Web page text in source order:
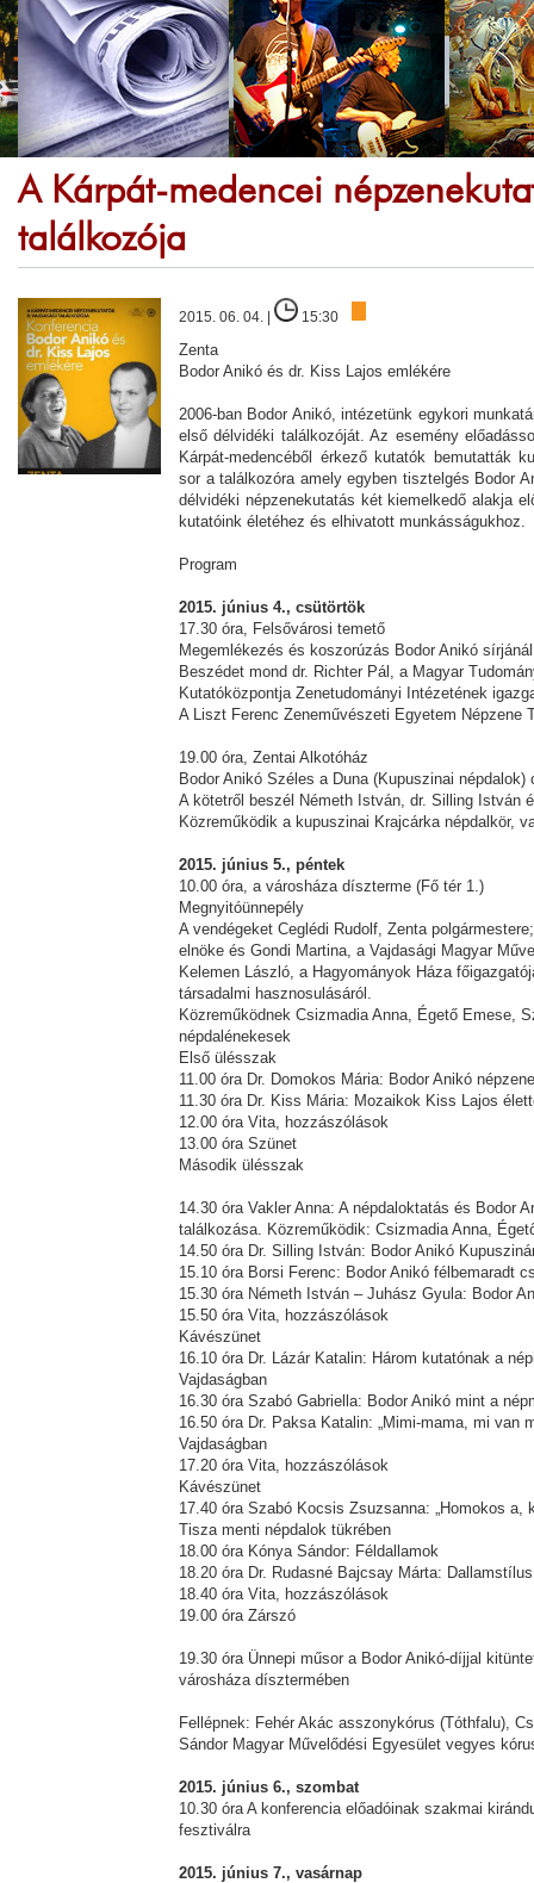
A Kárpát-medencei
találkozója
2015. 06. 04. | 15:30
Zenta
Bodor Anikó és dr. Kiss Lajos emlékére
2006-ban Bodor Anikó, intézetünk egykori
első délvidéki találkozóját. Az esemény
Kárpát-medencéből érkező kutatók bemutatták
sor a találkozóra amely egyben tisztelgés Bodor
délvidéki népzenekutatás két kiemelkedő alakja
kutatóink életéhez és elhivatott munkásságukhoz.
Program
2015. június 4., csütörtök
17.30 óra, Felsővárosi temető
Megemlékezés és koszorúzás Bodor Anikó sírjánál
Beszédet mond dr. Richter Pál, a Magyar
Kutatóközpontja Zenetudományi Intézetének
A Liszt Ferenc Zeneművészeti Egyetem Népzene
19.00 óra, Zentai Alkotóház
Bodor Anikó Széles a Duna (Kupuszinai
A kötetről beszél Németh István, dr. Silling István
Közreműködik a kupuszinai Krajcárka népdalkör,
2015. június 5., péntek
10.00 óra, a városháza díszterme (Fő tér 1.)
Megnyitóünnepély
A vendégeket Ceglédi Rudolf, Zenta
elnöke és Gondi Martina, a Vajdasági Magyar
Kelemen László, a Hagyományok Háza
társadalmi hasznosulásáról.
Közreműködnek Csizmadia Anna, Égető Emese,
népdalénekesek
Első ülésszak
11.00 óra Dr. Domokos Mária: Bodor Anikó
11.30 óra Dr. Kiss Mária: Mozaikok Kiss Lajos
12.00 óra Vita, hozzászólások
13.00 óra Szünet
Második ülésszak
14.30 óra Vakler Anna: A népdaloktatás és Bodor
találkozása. Közreműködik: Csizmadia Anna,
14.50 óra Dr. Silling István: Bodor Anikó
15.10 óra Borsi Ferenc: Bodor Anikó félbemaradt
15.30 óra Németh István – Juhász Gyula: Bodor
15.50 óra Vita, hozzászólások
Kávészünet
16.10 óra Dr. Lázár Katalin: Három kutatónak a
Vajdaságban
16.30 óra Szabó Gabriella: Bodor Anikó mint a
16.50 óra Dr. Paksa Katalin: „Mimi-mama, mi van
Vajdaságban
17.20 óra Vita, hozzászólások
Kávészünet
17.40 óra Szabó Kocsis Zsuzsanna: „Homokos
Tisza menti népdalok tükrében
18.00 óra Kónya Sándor: Féldallamok
18.20 óra Dr. Rudasné Bajcsay Márta:
18.40 óra Vita, hozzászólások
19.00 óra Zárszó
19.30 óra Ünnepi műsor a Bodor Anikó-díjjal
városháza dísztermében
Fellépnek: Fehér Akác asszonykórus (Tóthfalu),
Sándor Magyar Művelődési Egyesület vegyes
2015. június 6., szombat
10.30 óra A konferencia előadóinak szakmai
fesztiválra
2015. június 7., vasárnap